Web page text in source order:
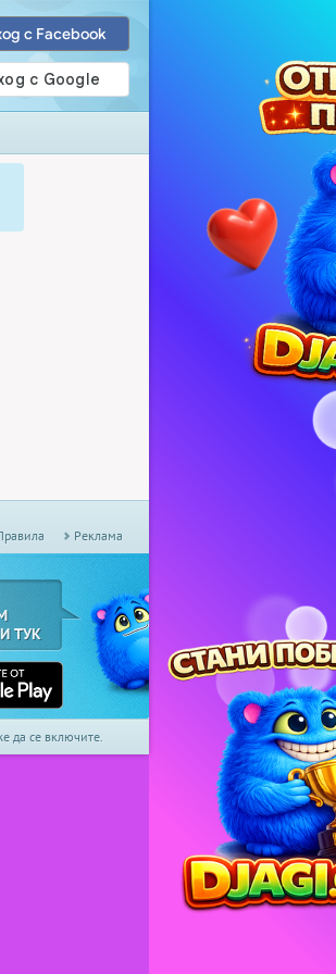
с Facebook
Реклама
ТУК
да се включите.